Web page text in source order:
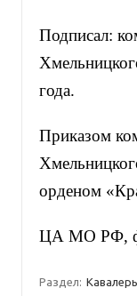
Подписал:
года.
Приказом
орденом
ЦА МО РФ, ф.
Раздел: